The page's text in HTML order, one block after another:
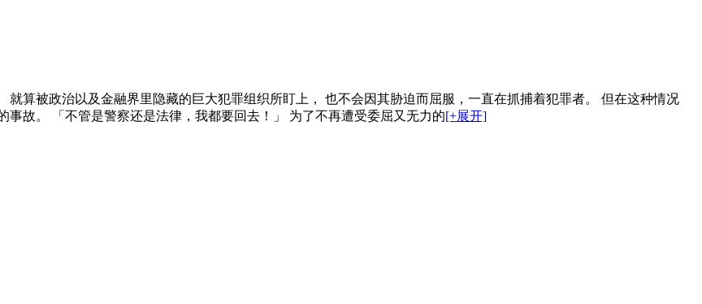
算被政治以及金融界里隐藏的巨大犯罪组织所盯上， 也不会因其胁迫而屈服，一直在抓捕着犯罪者。 但在这种情况
故。 「不管是警察还是法律，我都要回去！」 为了不再遭受委屈又无力的[+展开]